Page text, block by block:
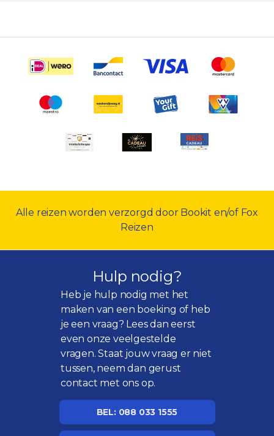
Alle reizen worden verzorgd door Bookit en/of Fox
Reizen
Hulp nodig?
Heb je hulp nodig met het
maken van een boeking of heb
je een vraag? Lees dan eerst
even onzeveelgestelde
vragen. Staat jouw vraag er niet
tussen, neem dan gerust
contact met ons op.
BEL: 088 033 1555